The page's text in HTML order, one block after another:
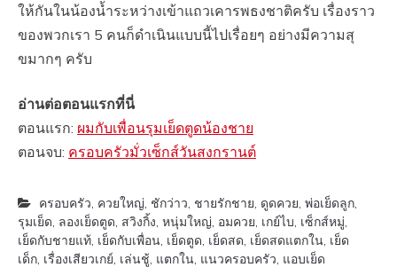
ให้กันในน้องน้ำระหว่างเข้าแถวเคารพธงชาติครับ เรื่องราว
ของพวกเรา 5 คนก็ดำเนินแบบนี้ไปเรื่อยๆ อย่างมีความสุ
ขมากๆ ครับ
อ่านต่อตอนแรกที่นี่
ตอนแรก: ผมกับเพื่อนรุมเย็ดตูดน้องชาย
ตอนจบ: ครอบครัวมั่วเซ็กส์วันสงกรานต์
ครอบครัว, ควยใหญ่, ชักว่าว, ชายรักชาย, ดูดควย, พ่อเย็ดลูก,
รุมเย็ด, ลองเย็ดตูด, สวิงกิ้ง, หนุ่มใหญ่, อมควย, เกย์ไบ, เซ็กส์หมู่,
เย็ดกับชายแท้, เย็ดกับเพื่อน, เย็ดตูด, เย็ดสด, เย็ดสดแตกใน, เย็ด
เด็ก, เรื่องเสียวเกย์, เล่นชู้, แตกใน, แนวครอบครัว, แอบเย็ด